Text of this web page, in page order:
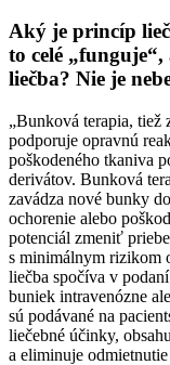
Aký je princíp
to celé
liečba? Nie je
„Bunková terapia, tiež
podporuje opravnú
poškodeného tkaniva
derivátov. Bunková
zavádza nové bunky
ochorenie alebo
potenciál zmeniť
s minimálnym rizikom
liečba spočíva v
buniek intravenózne
sú podávané na
liečebné účinky,
a eliminuje